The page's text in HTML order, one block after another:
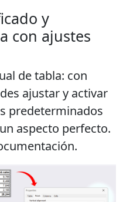
y
con ajustes
de tabla: con
ajustar y activar
predeterminados
aspecto perfecto.